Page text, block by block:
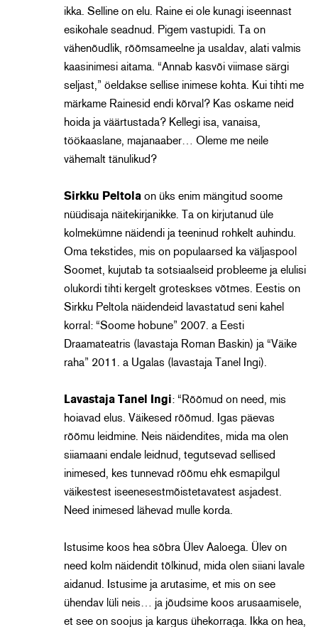
ikka. Selline on elu. Raine ei ole kunagi iseennast
esikohale seadnud. Pigem vastupidi. Ta on
vähenõudlik, rõõmsameelne ja usaldav, alati valmis
kaasinimesi aitama. “Annab kasvõi viimase särgi
seljast,” öeldakse sellise inimese kohta. Kui tihti me
märkame Rainesid endi kõrval? Kas oskame neid
hoida ja väärtustada? Kellegi isa, vanaisa,
töökaaslane, majanaaber… Oleme me neile
vähemalt tänulikud?
Sirkku Peltolaon üks enim mängitud soome
nüüdisaja näitekirjanikke. Ta on kirjutanud üle
kolmekümne näidendi ja teeninud rohkelt auhindu.
Oma tekstides, mis on populaarsed ka väljaspool
Soomet, kujutab ta sotsiaalseid probleeme ja elulisi
olukordi tihti kergelt groteskses võtmes. Eestis on
Sirkku Peltola näidendeid lavastatud seni kahel
korral: “Soome hobune” 2007. a Eesti
Draamateatris (lavastaja Roman Baskin) ja “Väike
raha” 2011. a Ugalas (lavastaja Tanel Ingi).
Lavastaja Tanel Ingi: “Rõõmud on need, mis
hoiavad elus. Väikesed rõõmud. Igas päevas
rõõmu leidmine. Neis näidendites, mida ma olen
siiamaani endale leidnud, tegutsevad sellised
inimesed, kes tunnevad rõõmu ehk esmapilgul
väikestest iseenesestmõistetavatest asjadest.
Need inimesed lähevad mulle korda.
Istusime koos hea sõbra Ülev Aaloega. Ülev on
need kolm näidendit tõlkinud, mida olen siiani lavale
aidanud. Istusime ja arutasime, et mis on see
ühendav lüli neis… ja jõudsime koos arusaamisele,
et see on soojus ja kargus ühekorraga. Ikka on hea,